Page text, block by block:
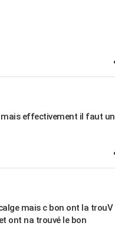
mais effectivement il faut un
mais c bon ont la trouV
ont na trouvé le bon